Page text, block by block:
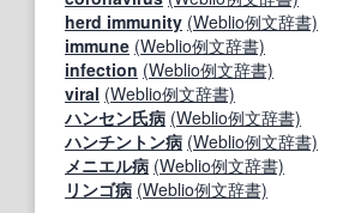
herd immunity (Weblio例文辞書)
immune (Weblio例文辞書)
infection (Weblio例文辞書)
viral (Weblio例文辞書)
ハンセン氏病 (Weblio例文辞書)
ハンチントン病 (Weblio例文辞書)
メニエル病 (Weblio例文辞書)
リンゴ病 (Weblio例文辞書)